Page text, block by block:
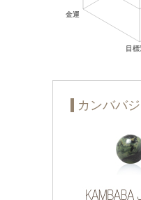
カンババ